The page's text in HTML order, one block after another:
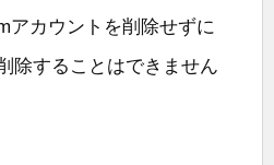
アカウントを削除せずに
除することはできません